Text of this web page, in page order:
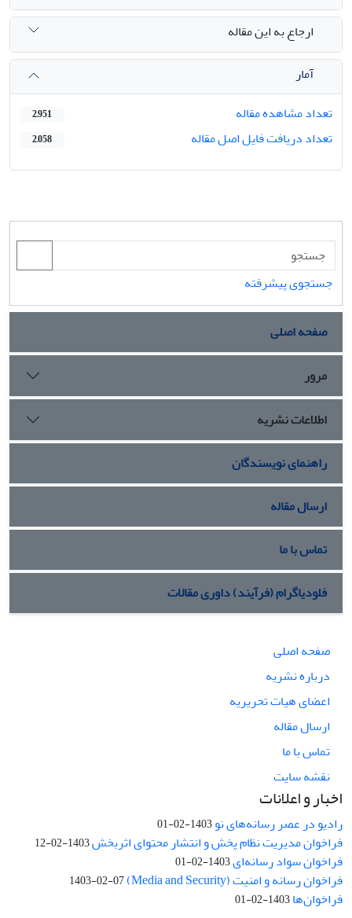
ارجاع به این مقاله
آمار
تعداد مشاهده مقاله
2,951
تعداد دریافت فایل اصل مقاله 2,058
جستجوی پیشرفته
صفحه اصلی
مرور
اطلاعات نشریه
راهنمای نویسندگان
ارسال مقاله
تماس با ما
فلودیاگرام (فرآیند) داوری مقالات
صفحه اصلی
درباره نشریه
اعضای هیات تحریریه
ارسال مقاله
تماس با ما
نقشه سایت
اخبار و اعلانات
رادیو در عصر رسانه‌های نو1403-02-01
فراخوان مدیریت نظام پخش و انتشار محتوای اثربخش1403-02-12
فراخوان سواد رسانه‌ای1403-02-01
فراخوان رسانه و امنیت (Media and Security) 1403-02-07
فراخوان‌ها1403-02-01